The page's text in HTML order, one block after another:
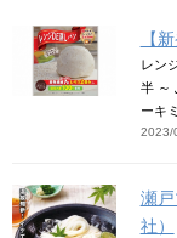
【
レン
半 ～
ーキ
2023/
瀬
社）